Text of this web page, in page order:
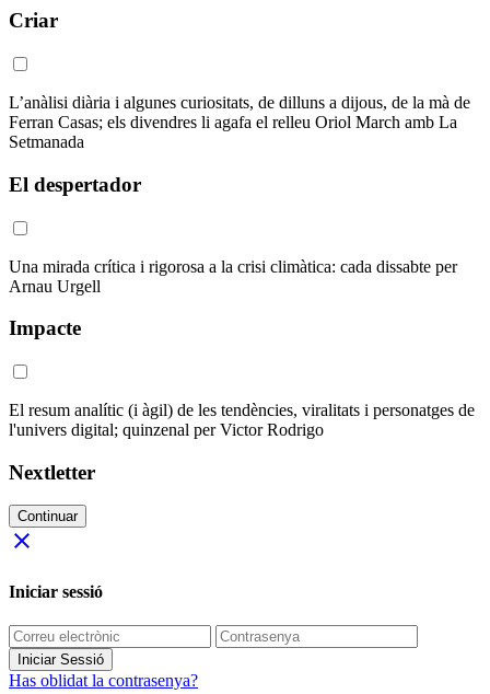
Criar
L’anàlisi diària i algunes curiositats, de dilluns a dijous, de la mà de
Ferran Casas; els divendres li agafa el relleu Oriol March amb La
Setmanada
El despertador
Una mirada crítica i rigorosa a la crisi climàtica: cada dissabte per
Arnau Urgell
Impacte
El resum analític (i àgil) de les tendències, viralitats i personatges de
l'univers digital; quinzenal per Victor Rodrigo
Nextletter
Continuar
close
Iniciar sessió
Iniciar Sessió
Has oblidat la contrasenya?